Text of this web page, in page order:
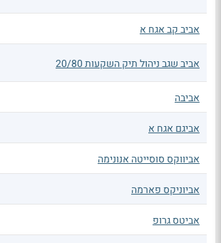
אביב קב אגח א
אביב שגב ניהול תיק השקעות 20/80
אביבה
אביגם אגח א
אביווקס סוסייטה אנונימה
אביוניקס פארמה
אביטס גרופ